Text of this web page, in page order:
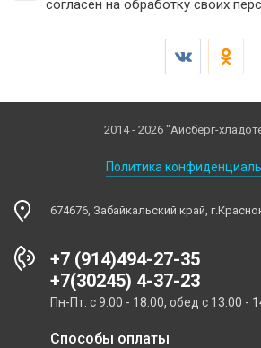
согласен на обработку своих
2014 - 2026 "Айсберг-
Политика
674676, Забайкальский край,
+7 (914)494-27-35
+7(30245) 4-37-23
Пн-Пт: с 9:00 - 18:00, обед с 13:00 -
Способы оплаты